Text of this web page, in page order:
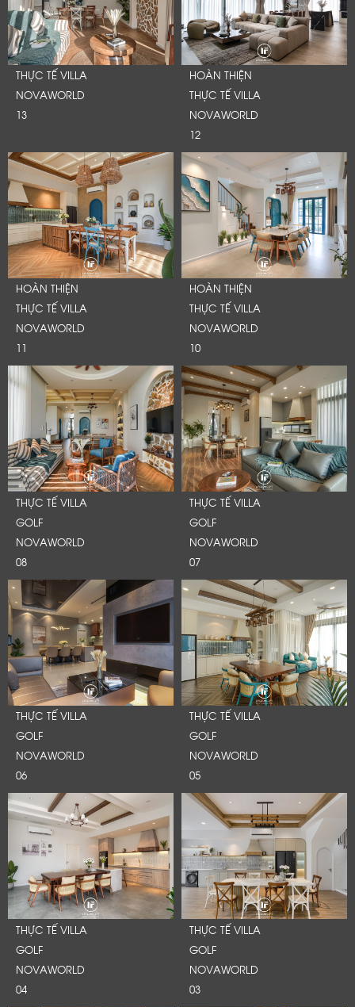
THỰC TẾ VILLA
NOVAWORLD
13
HOÀN THIỆN
THỰC TẾ VILLA
NOVAWORLD
12
HOÀN THIỆN
THỰC TẾ VILLA
NOVAWORLD
11
HOÀN THIỆN
THỰC TẾ VILLA
NOVAWORLD
10
THỰC TẾ VILLA
GOLF
NOVAWORLD
08
THỰC TẾ VILLA
GOLF
NOVAWORLD
07
THỰC TẾ VILLA
GOLF
NOVAWORLD
06
THỰC TẾ VILLA
GOLF
NOVAWORLD
05
THỰC TẾ VILLA
GOLF
NOVAWORLD
04
THỰC TẾ VILLA
GOLF
NOVAWORLD
03